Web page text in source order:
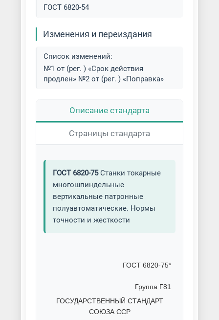
ГОСТ 6820-54
Изменения и переиздания
Список изменений:
№1 от (рег. ) «Срок действия
продлен» №2 от (рег. ) «Поправка»
Описание стандарта
Страницы стандарта
ГОСТ 6820-75Станки токарные
многошпиндельные
вертикальные патронные
полуавтоматические. Нормы
точности и жесткости